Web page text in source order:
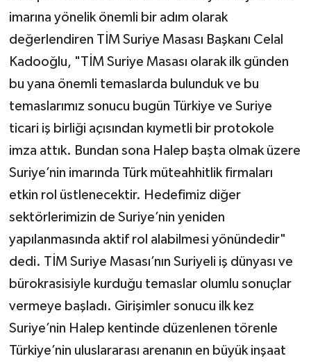
imarına yönelik önemli bir adım olarak
değerlendiren TİM Suriye Masası Başkanı Celal
Kadooğlu, "TİM Suriye Masası olarak ilk günden
bu yana önemli temaslarda bulunduk ve bu
temaslarımız sonucu bugün Türkiye ve Suriye
ticari iş birliği açısından kıymetli bir protokole
imza attık. Bundan sona Halep başta olmak üzere
Suriye’nin imarında Türk müteahhitlik firmaları
etkin rol üstlenecektir. Hedefimiz diğer
sektörlerimizin de Suriye’nin yeniden
yapılanmasında aktif rol alabilmesi yönündedir"
dedi. TİM Suriye Masası’nın Suriyeli iş dünyası ve
bürokrasisiyle kurduğu temaslar olumlu sonuçlar
vermeye başladı. Girişimler sonucu ilk kez
Suriye’nin Halep kentinde düzenlenen törenle
Türkiye’nin uluslararası arenanın en büyük inşaat